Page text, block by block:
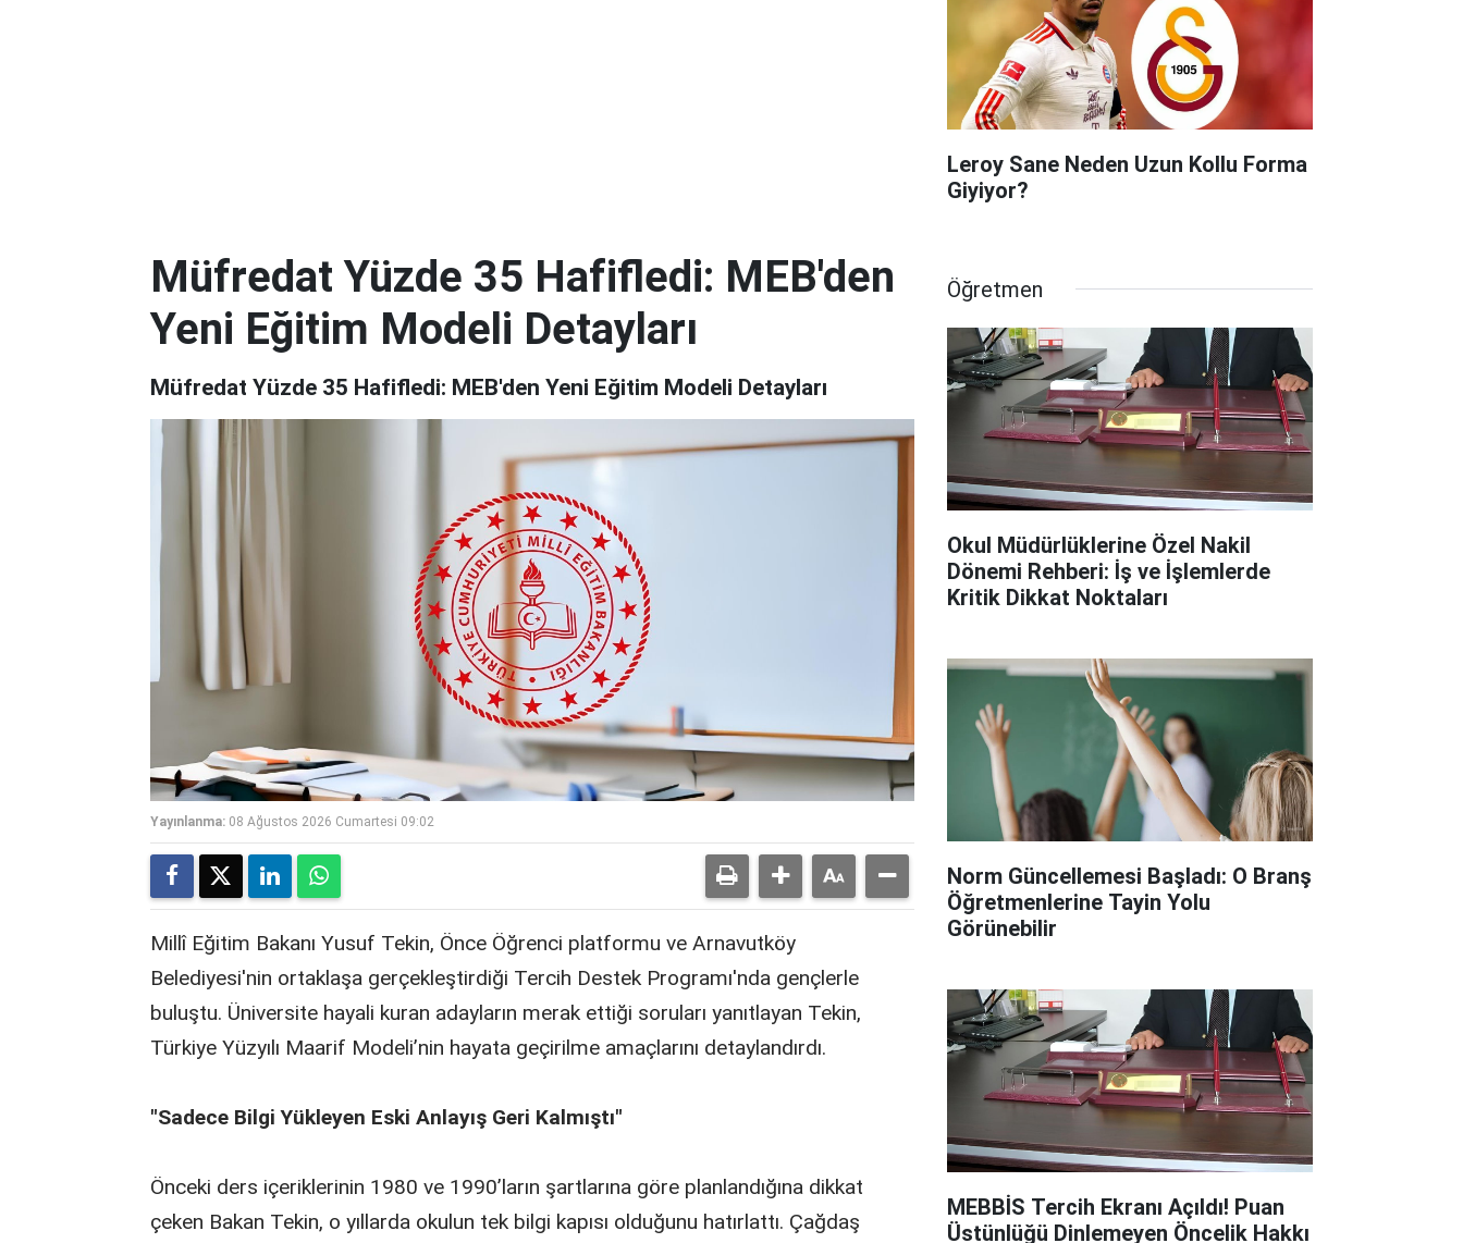
Leroy Sane Neden Uzun Kollu Forma
Giyiyor?
Müfredat Yüzde 35 Hafifledi: MEB'den
Yeni Eğitim Modeli Detayları
Müfredat Yüzde 35 Hafifledi: MEB'den Yeni Eğitim Modeli Detayları
Yayınlanma: 08 Ağustos 2026 Cumartesi 09:02
Millî Eğitim Bakanı Yusuf Tekin, Önce Öğrenci platformu ve Arnavutköy
Belediyesi'nin ortaklaşa gerçekleştirdiği Tercih Destek Programı'nda gençlerle
buluştu. Üniversite hayali kuran adayların merak ettiği soruları yanıtlayan Tekin,
Türkiye Yüzyılı Maarif Modeli’nin hayata geçirilme amaçlarını detaylandırdı.
"Sadece Bilgi Yükleyen Eski Anlayış Geri Kalmıştı"
Önceki ders içeriklerinin 1980 ve 1990’ların şartlarına göre planlandığına dikkat
çeken Bakan Tekin, o yıllarda okulun tek bilgi kapısı olduğunu hatırlattı. Çağdaş
Öğretmen
Okul Müdürlüklerine Özel Nakil
Dönemi Rehberi: İş ve İşlemlerde
Kritik Dikkat Noktaları
Norm Güncellemesi Başladı: O Branş
Öğretmenlerine Tayin Yolu
Görünebilir
MEBBİS Tercih Ekranı Açıldı! Puan
Üstünlüğü Dinlemeyen Öncelik Hakkı